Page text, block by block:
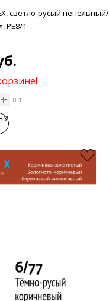
светло-русый пепельный/
PE8/1
шт